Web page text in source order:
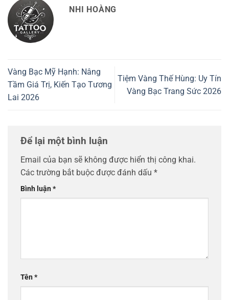
NHI HOÀNG
Vàng Bạc Mỹ Hạnh: Nâng
Tầm Giá Trị, Kiến Tạo Tương
Lai 2026
Tiệm Vàng Thế Hùng: Uy Tín
Vàng Bạc Trang Sức 2026
Để lại một bình luận
Email của bạn sẽ không được hiển thị công khai.
Các trường bắt buộc được đánh dấu *
Bình luận*
Tên*